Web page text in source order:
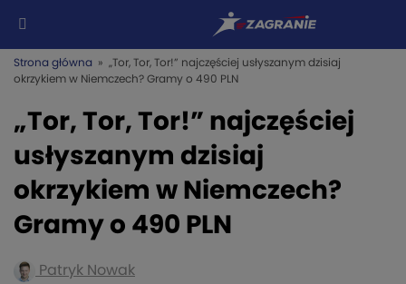
Strona główna » „Tor, Tor, Tor!” najczęściej usłyszanym dzisiaj
okrzykiem w Niemczech? Gramy o 490 PLN
„Tor, Tor, Tor!” najczęściej
usłyszanym dzisiaj
okrzykiem w Niemczech?
Gramy o 490 PLN
Patryk Nowak